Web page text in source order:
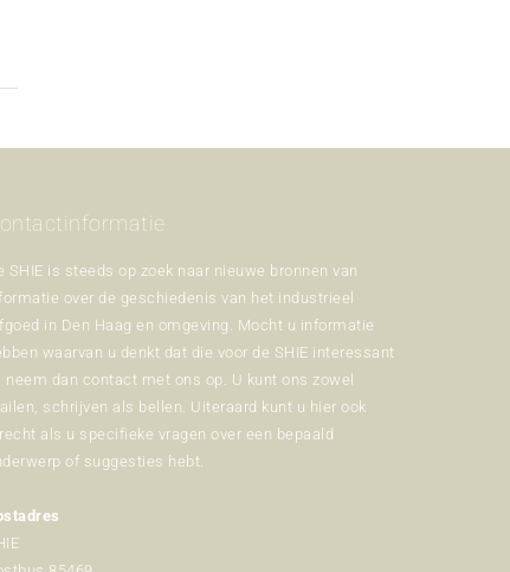
SHIE is steeds op zoek naar nieuwe bronnen van
over de geschiedenis van het industrieel
in Den Haag en omgeving. Mocht u informatie
waarvan u denkt dat die voor de SHIE interessant
neem dan contact met ons op. U kunt ons zowel
schrijven als bellen. Uiteraard kunt u hier ook
als u specifieke vragen over een bepaald
of suggesties hebt.